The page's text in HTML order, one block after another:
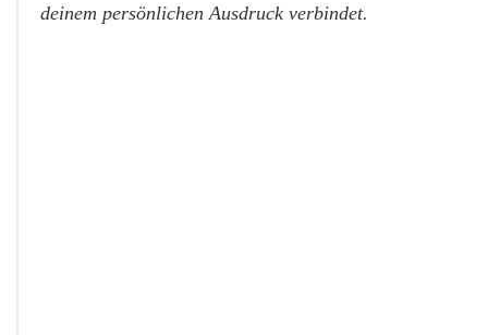
deinem persönlichen Ausdruck verbindet.